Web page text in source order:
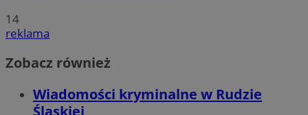
14
reklama
Zobacz również
Wiadomości kryminalne w Rudzie
Śląskiej